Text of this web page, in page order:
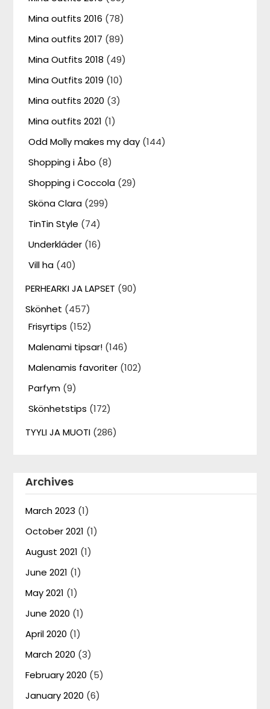
Mina outfits 2016 (78)
Mina outfits 2017 (89)
Mina Outfits 2018 (49)
Mina Outfits 2019 (10)
Mina outfits 2020 (3)
Mina outfits 2021 (1)
Odd Molly makes my day (144)
Shopping i Åbo (8)
Shopping i Coccola (29)
Sköna Clara (299)
TinTin Style (74)
Underkläder (16)
Vill ha (40)
PERHEARKI JA LAPSET (90)
Skönhet (457)
Frisyrtips (152)
Malenami tipsar! (146)
Malenamis favoriter (102)
Parfym (9)
Skönhetstips (172)
TYYLI JA MUOTI (286)
Archives
March 2023 (1)
October 2021 (1)
August 2021 (1)
June 2021 (1)
May 2021 (1)
June 2020 (1)
April 2020 (1)
March 2020 (3)
February 2020 (5)
January 2020 (6)